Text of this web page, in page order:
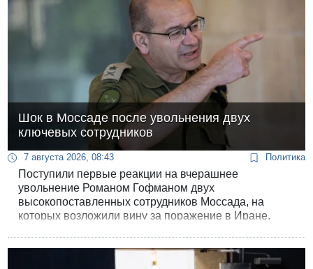
Шок в Моссаде после увольнения двух
ключевых сотрудников
7 августа 2026, 08:43 Политика
Поступили первые реакции на вчерашнее
увольнение Романом Гофманом двух
высокопоставленных сотрудников Моссада, на
которых возложили вину за поражение в Иране.